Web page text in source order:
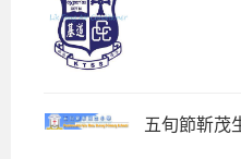
五旬節靳茂